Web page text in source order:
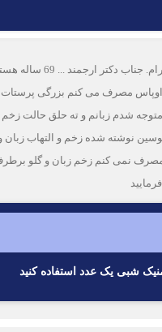
است تامسولوسین 0.4 اوپاس مصرف می کنم بزرگی
شدم زبانم و ته حلق حالت زخم
نوشته شده زخم و التهاب زبان
مصرف نمی کنم زخم زبان و گلو
شبی یک عدد استفاده کنید